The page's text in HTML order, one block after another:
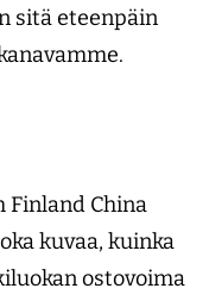
sitä eteenpäin
China
kuvaa, kuinka
ostovoima